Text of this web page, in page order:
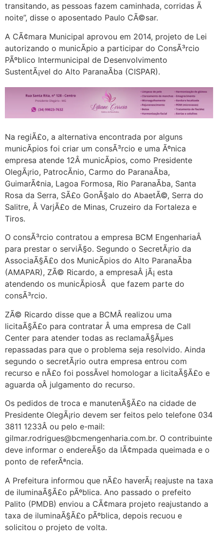
transitando, as pessoas fazem caminhada, corridas Ã
noite”, disse o aposentado Paulo CÃ©sar.
A CÃ¢mara Municipal aprovou em 2014, projeto de Lei
autorizando o municÃ­pio a participar do ConsÃ³rcio
PÃºblico Intermunicipal de Desenvolvimento
SustentÃ¡vel do Alto ParanaÃ­ba (CISPAR).
Na regiÃ£o, a alternativa encontrada por alguns
municÃ­pios foi criar um consÃ³rcio e uma Ãºnica
empresa atende 12Â municÃ­pios, como Presidente
OlegÃ¡rio, PatrocÃ­nio, Carmo do ParanaÃ­ba,
GuimarÃ¢nia, Lagoa Formosa, Rio ParanaÃ­ba, Santa
Rosa da Serra, SÃ£o GonÃ§alo do AbaetÃ©, Serra do
Salitre, Â VarjÃ£o de Minas, Cruzeiro da Fortaleza e
Tiros.
O consÃ³rcio contratou a empresa BCM EngenhariaÂ
para prestar o serviÃ§o. Segundo o SecretÃ¡rio da
AssociaÃ§Ã£o dos MunicÃ­pios do Alto ParanaÃ­ba
(AMAPAR), ZÃ© Ricardo, a empresaÂ jÃ¡ esta
atendendo os municÃ­piosÂ que fazem parte do
consÃ³rcio.
ZÃ© Ricardo disse que a BCMÂ realizou uma
licitaÃ§Ã£o para contratar Â uma empresa de Call
Center para atender todas as reclamaÃ§Ãµes
repassadas para que o problema seja resolvido. Ainda
segundo o secretÃ¡rio outra empresa entrou com
recurso e nÃ£o foi possÃ­vel homologar a licitaÃ§Ã£o e
aguarda oÂ julgamento do recurso.
Os pedidos de troca e manutenÃ§Ã£o na cidade de
Presidente OlegÃ¡rio devem ser feitos pelo telefone 034
3811 1233Â ou pelo e-mail:
gilmar.rodrigues@bcmengenharia.com.br. O contribuinte
deve informar o endereÃ§o da lÃ¢mpada queimada e o
ponto de referÃªncia.
A Prefeitura informou que nÃ£o haverÃ¡ reajuste na taxa
de iluminaÃ§Ã£o pÃºblica. Ano passado o prefeito
Palito (PMDB) enviou a CÃ¢mara projeto reajustando a
taxa de iluminaÃ§Ã£o pÃºblica, depois recuou e
solicitou o projeto de volta.